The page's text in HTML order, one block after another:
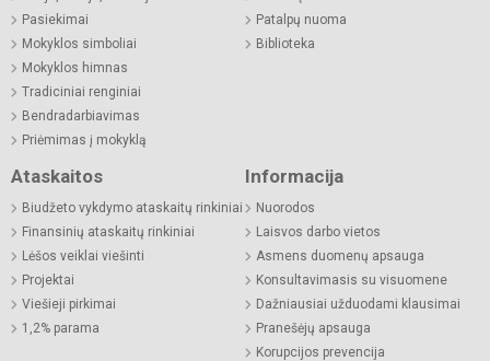
Pasiekimai
Mokyklos simboliai
Mokyklos himnas
Tradiciniai renginiai
Bendradarbiavimas
Priėmimas į mokyklą
Patalpų nuoma
Biblioteka
Ataskaitos
Biudžeto vykdymo ataskaitų rinkiniai
Finansinių ataskaitų rinkiniai
Lėšos veiklai viešinti
Projektai
Viešieji pirkimai
1,2% parama
Informacija
Nuorodos
Laisvos darbo vietos
Asmens duomenų apsauga
Konsultavimasis su visuomene
Dažniausiai užduodami klausimai
Pranešėjų apsauga
Korupcijos prevencija